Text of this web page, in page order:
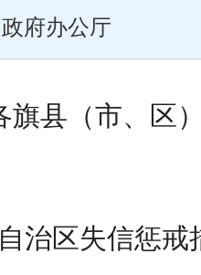
府办公厅
旗县（市、区
治区失信惩戒